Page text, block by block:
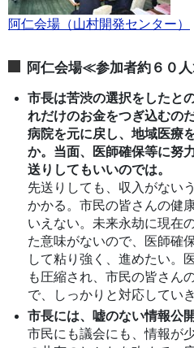
阿仁会場（山村開発センター）
阿仁会場≪参加者約６０
市長は苦渋の選択をしたと
れだけのお金をつぎ込むの
病院を元に戻し、地域医療
か。当面、医師確保等に努
送りしてもいいのでは。
先送りしても、収入がない
かかる。市民の皆さんの健
いえない。未来永劫に現在
た意味がないので、医師確
して粘り強く、進めたい。
も圧縮され、市民の皆さん
で、しっかりと対応していき
市長には、嘘のない情報公
市民にも議会にも、情報が